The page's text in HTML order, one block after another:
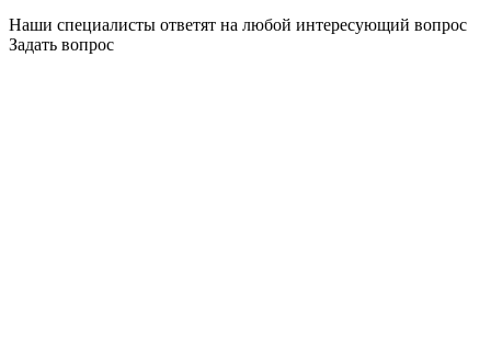
Наши специалисты ответят на любой интересующий вопрос
Задать вопрос